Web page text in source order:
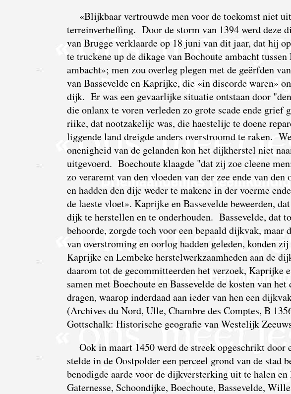
«Blijkbaar vertrouwde men voor de toekomst niet
terreinverheffing. Door de storm van 1394 werd deze
van Brugge verklaarde op 18 juni van dit jaar, dat hij
te truckene up de dikage van Bochoute ambacht
ambacht»; men zou overleg plegen met de geërfden
van Bassevelde en Kaprijke, die «in discorde waren»
dijk. Er was een gevaarlijke situatie ontstaan door
die onlanx te voren verleden zo grote scade ende grief
riike, dat nootzakelijc was, die haestelijc te doene
liggende land dreigde anders overstroomd te raken.
onenigheid van de gelanden kon het dijkherstel niet
uitgevoerd. Boechoute klaagde "dat zij zoe cleene
zo veraremt van den vloeden van der zee ende van
en hadden den dijc weder te makene in der voerme
de laeste vloet». Kaprijke en Bassevelde beweerden,
dijk te herstellen en te onderhouden. Bassevelde, dat
behoorde, zorgde toch voor een bepaald dijkvak, maar
van overstroming en oorlog hadden geleden, konden
Kaprijke en Lembeke herstelwerkzaamheden aan de
daarom tot de gecommitteerden het verzoek, Kaprijke
samen met Boechoute en Bassevelde de kosten van
dragen, waarop inderdaad aan ieder van hen een
(Archives du Nord, Ulle, Chambre des Comptes, B
Gottschalk: Historische geografie van Westelijk
Ook in maart 1450 werd de streek opgeschrikt
stelde in de Oostpolder een perceel grond van de stad
benodigde aarde voor de dijkversterking uit te halen
Gaternesse, Schoondijke, Boechoute, Bassevelde,